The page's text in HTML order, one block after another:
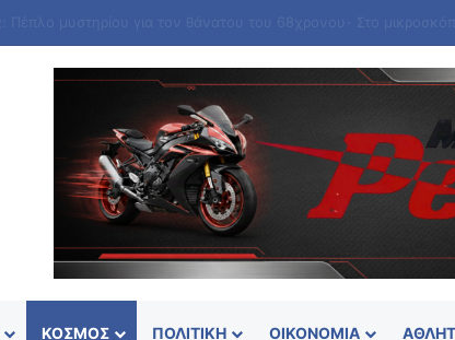
ΚΌΣΜΟΣ ΠΟΛΙΤΙΚΉ ΟΙΚΟΝΟΜΊΑ